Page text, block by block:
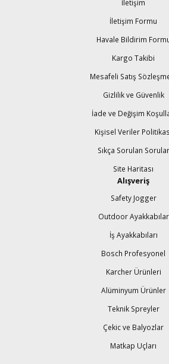
İletişim
İletişim Formu
Havale Bildirim
Kargo Takibi
Mesafeli Satış
Gizlilik ve Güvenlik
İade ve Değişim
Kişisel Veriler
Sıkça Sorulan Sorular
Site Haritası
Alışveriş
Safety Jogger
Outdoor Ayakkabılar
İş Ayakkabıları
Bosch Profesyonel
Karcher Ürünleri
Alüminyum Ürünler
Teknik Spreyler
Çekic ve Balyozlar
Matkap Uçları